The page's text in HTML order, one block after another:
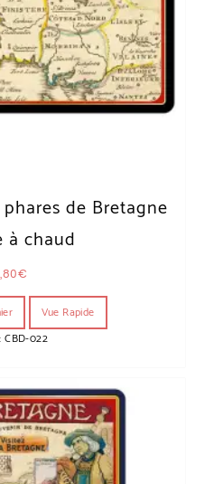
de Bretagne
à chaud
€
Vue Rapide
CBD-022